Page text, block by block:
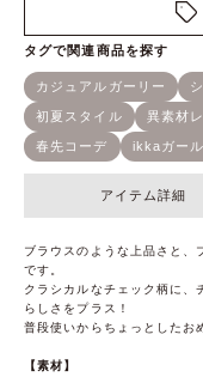
アイテム詳細
ブラウスのような上品さと、
です。
クラシカルなチェック柄に、
らしさをプラス！
普段使いからちょっとしたお
【素材】